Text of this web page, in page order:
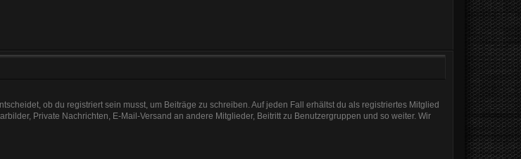
ob du registriert sein musst, um Beiträge zu schreiben. Auf jeden Fall erhältst du als registriertes Mitglied
Private Nachrichten, E-Mail-Versand an andere Mitglieder, Beitritt zu Benutzergruppen und so weiter. Wir